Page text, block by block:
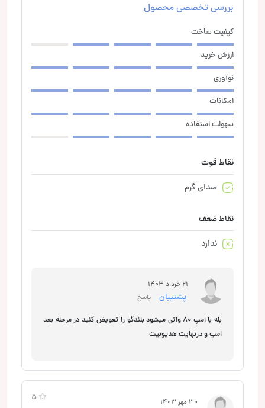
بررسی تخصصی محصول
کیفیت ساخت
ارزش خرید
نوآوری
امکانات
سهولت استفاده
نقاط قوت
صدای گرم
نقاط ضعف
ندارد
21 خرداد 1403
پشتیبان پاسخ
بله با امپ 80 واتی میشود بلندگو را تعویض کنید در مرحله بعد
امپ و درنهایت هدیونیت
5 30 مهر 1403